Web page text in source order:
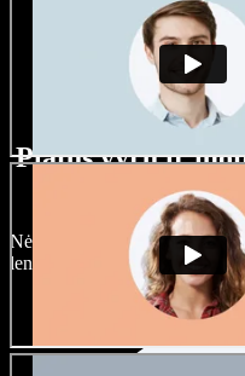
Platus vyrų ir
su
Nėra dviejų vienodų
lengvai juos prisitaikykite.